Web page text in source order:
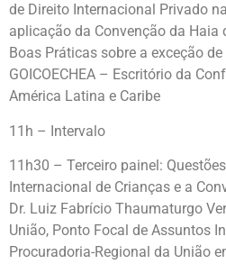
de Direito Internacional Privado
aplicação da Convenção da Haia
Boas Práticas sobre a exceção
GOICOECHEA – Escritório da
América Latina e Caribe
11h – Intervalo
11h30 – Terceiro painel:
Internacional de Crianças e a
Dr. Luiz Fabrício Thaumaturgo
União, Ponto Focal de Assuntos
Procuradoria-Regional da União